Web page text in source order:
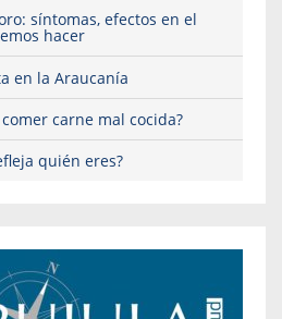
síntomas, efectos en el
hacer
en la Araucanía
carne mal cocida?
quién eres?